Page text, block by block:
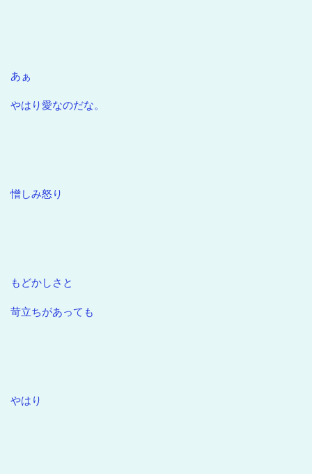
あぁ
やはり愛なのだな。
憎しみ怒り
もどかしさと
苛立ちがあっても
やはり